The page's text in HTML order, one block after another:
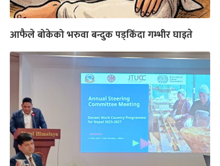
आफैले बोकेको भरुवा बन्दुक पड्किँदा गम्भीर घाइते